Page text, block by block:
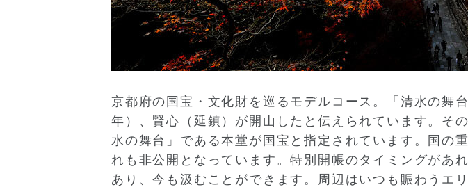
京都府の国宝・文化財を巡るモデルコース。「清水の舞
年）、賢心（延鎮）が開山したと伝えられています。そ
水の舞台」である本堂が国宝と指定されています。国の
れも非公開となっています。特別開帳のタイミングがあ
あり、今も汲むことができます。周辺はいつも賑わうエリ